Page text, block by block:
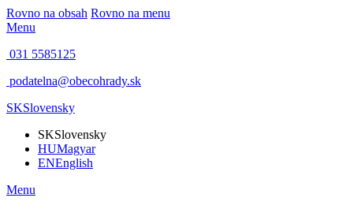
Rovno na obsah Rovno na menu
Menu
031 5585125
podatelna@obecohrady.sk
SKSlovensky
SKSlovensky
HUMagyar
ENEnglish
Menu